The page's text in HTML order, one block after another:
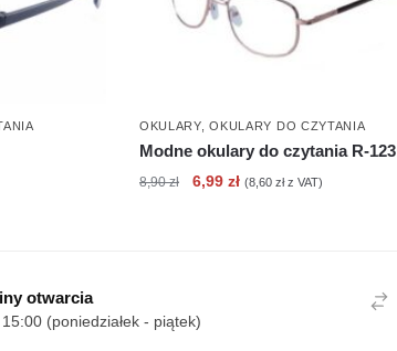
OKULARY,OKULARY DO CZYTANIA
Modne okulary do czytania R-123
8,90zł
Pierwotna
6,99 złAktualna
(8,60 złz VAT)
otwarcia
(poniedziałek - piątek)